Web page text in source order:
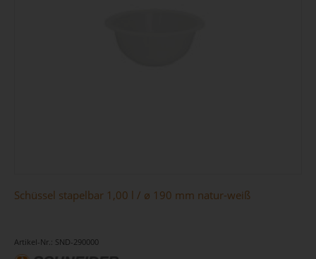
Schüssel stapelbar 1,00 l / ø 190 mm natur-weiß
Artikel-Nr.: SND-290000